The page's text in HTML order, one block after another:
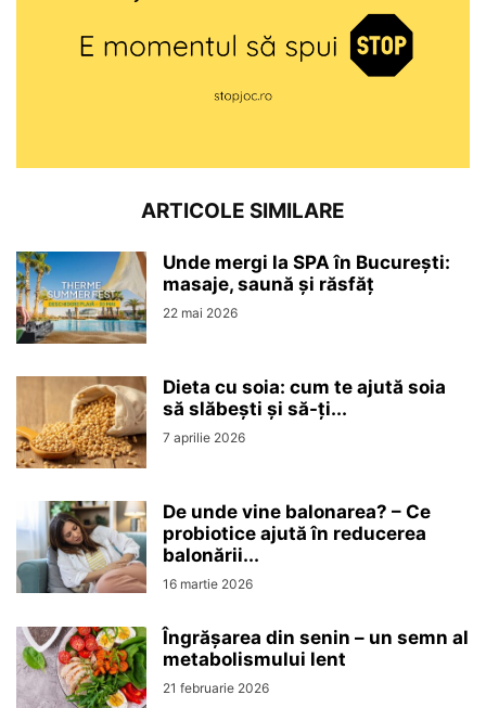
ARTICOLE SIMILARE
Unde mergi la SPA în București:
masaje, saună și răsfăț
22 mai 2026
Dieta cu soia: cum te ajută soia
să slăbești și să-ți...
7 aprilie 2026
De unde vine balonarea? – Ce
probiotice ajută în reducerea
balonării...
16 martie 2026
Îngrășarea din senin – un semn al
metabolismului lent
21 februarie 2026